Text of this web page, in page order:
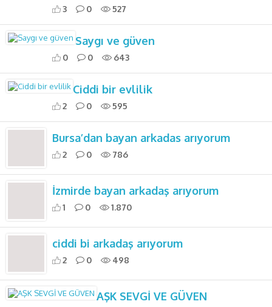
3 0 527
Saygı ve güven
0 0 643
Ciddi bir evlilik
2 0 595
Bursa’dan bayan arkadas arıyorum
2 0 786
İzmirde bayan arkadaş arıyorum
1 0 1.870
ciddi bi arkadaş arıyorum
2 0 498
AŞK SEVGİ VE GÜVEN